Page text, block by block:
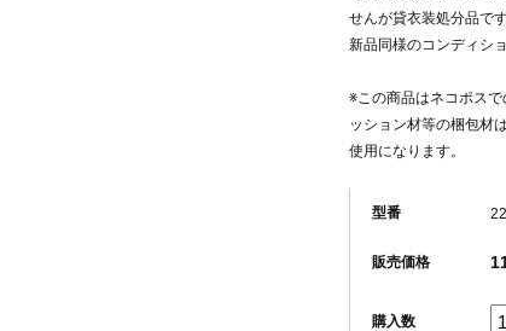
せんが貸衣装処分品です
新品同様のコンディシ
※この商品はネコポス
ッション材等の梱包材
使用になります。
型番
販売価格
購入数